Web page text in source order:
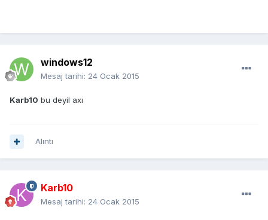
windows12
Mesaj tarihi: 24 Ocak 2015
Karb10 bu deyil axı
Alıntı
Karb10
Mesaj tarihi: 24 Ocak 2015